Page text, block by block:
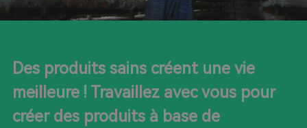
Des produits sains créent une vie
meilleure ! Travaillez avec vous pour
créer des produits à base de